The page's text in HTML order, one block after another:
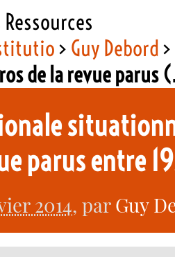
Ressources
> Guy Debord>
de la revue
parus entre
2014, parGuy